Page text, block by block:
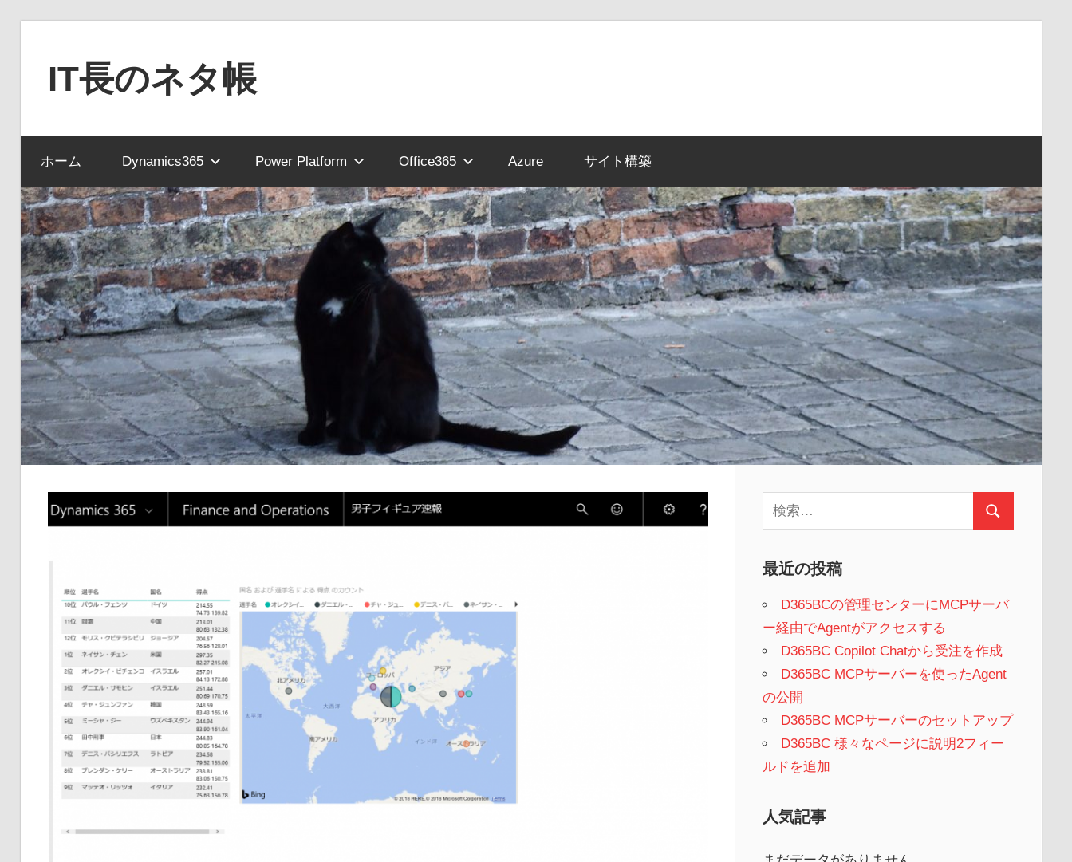
キ
ッ
プ
IT長のネタ帳
NAV
と
Dynamics365
financial
を
中
心
に
MS
製
品
の
ネ
タ
を
供
ホーム Dynamics365 Power Platform Office365 Azure サイト構築
索:
検
最近の投稿
D365BCの管理センターにMCPサーバ
ー経由でAgentがアクセスする
D365BC Copilot Chatから受注を作成
D365BC MCPサーバーを使ったAgent
の公開
D365BC MCPサーバーのセットアップ
D365BC 様々なページに説明2フィー
ルドを追加
人気記事